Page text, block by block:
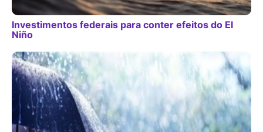
Investimentos federais para conter efeitos do El
Niño